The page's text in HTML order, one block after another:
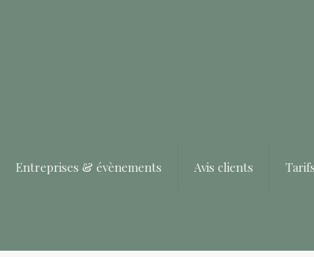
Entreprises & évènements Avis clients Tarifs